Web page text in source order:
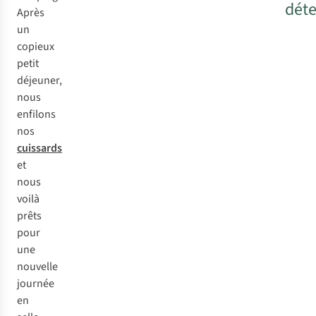
Après
un
copieux
petit
déjeuner,
nous
enfilons
nos
cuissards
et
nous
voilà
prêts
pour
une
nouvelle
journée
en